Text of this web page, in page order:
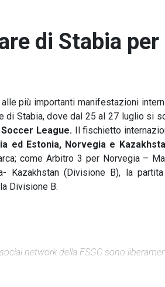
di Stabia per
più importanti manifestazioni
di Stabia, dove dal 25 al 27 luglio si
League. Il fischietto
Estonia, Norvegia e
come Arbitro 3 per Norvegia –
Kazakhstan (Divisione B), la
Divisione B.
network della FSGC sono